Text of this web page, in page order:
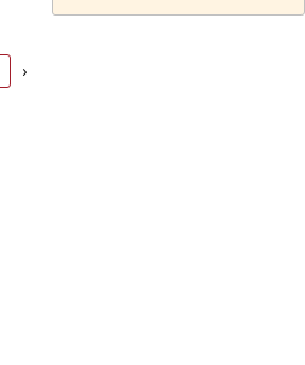
›